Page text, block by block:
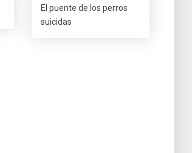
El puente de los perros
suicidas